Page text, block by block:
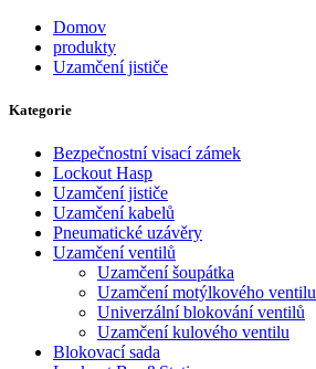
Domov
produkty
Uzamčení jističe
Kategorie
Bezpečnostní visací zámek
Lockout Hasp
Uzamčení jističe
Uzamčení kabelů
Pneumatické uzávěry
Uzamčení ventilů
Uzamčení šoupátka
Uzamčení motýlkového ventilu
Univerzální blokování ventilů
Uzamčení kulového ventilu
Blokovací sada